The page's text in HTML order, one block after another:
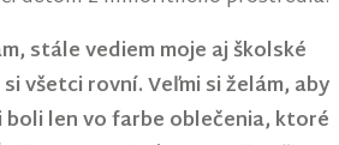
stále vediem moje aj školské
všetci rovní. Veľmi si želám, aby
boli len vo farbe oblečenia, ktoré